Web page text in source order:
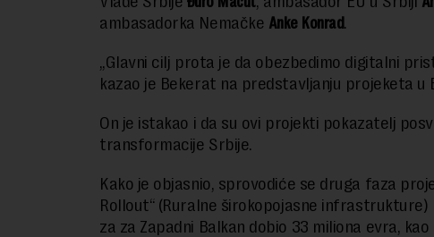
ambasadorka Nemačke Anke Konrad.
„Glavni cilj prota je da obezbedimo digitalni
kazao je Bekerat na predstavljanju projeketa u
On je istakao i da su ovi projekti pokazatelj
transformacije Srbije.
Kako je objasnio, sprovodiće se druga faza
Rollout“ (Ruralne širokopojasne infrastrukture)
za za Zapadni Balkan dobio 33 miliona evra,